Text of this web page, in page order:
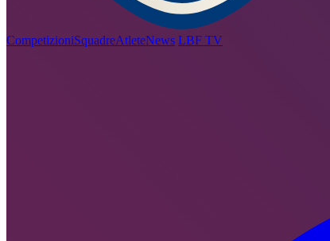
CompetizioniSquadreAtleteNews LBF TV